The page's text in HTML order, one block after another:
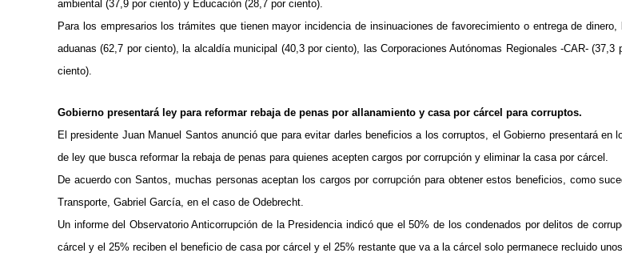
ambiental (37,9 por ciento) y Educación (28,7 por ciento).
Para los empresarios los trámites que tienen mayor incidencia de insinuaciones de favorecimiento o entrega de
aduanas (62,7 por ciento), la alcaldía municipal (40,3 por ciento), las Corporaciones Autónomas Regionales -CAR- (37,3
ciento).
Gobierno presentará ley para reformar rebaja de penas por allanamiento y casa por cárcel para corruptos.
El presidente Juan Manuel Santos anunció que para evitar darles beneficios a los corruptos, el Gobierno presentará en
de ley que busca reformar la rebaja de penas para quienes acepten cargos por corrupción y eliminar la casa por cárcel.
De acuerdo con Santos, muchas personas aceptan los cargos por corrupción para obtener estos beneficios, como
Transporte, Gabriel García, en el caso de Odebrecht.
Un informe del Observatorio Anticorrupción de la Presidencia indicó que el 50% de los condenados por delitos de
cárcel y el 25% reciben el beneficio de casa por cárcel y el 25% restante que va a la cárcel solo permanece recluido